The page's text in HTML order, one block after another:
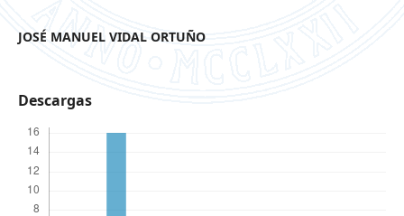
JOSÉ MANUEL VIDAL ORTUÑO
Descargas